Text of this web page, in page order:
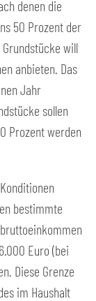
denen die
50 Prozent der
will
anbieten. Das
Jahr
sollen
Prozent werden
bestimmte
Euro (bei
Diese Grenze
im Haushalt